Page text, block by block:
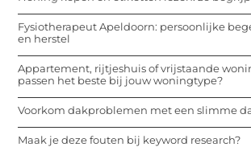
Fysiotherapeut Apeldoorn: persoonlijke
en herstel
Appartement, rijtjeshuis of vrijstaande
passen het beste bij jouw woningtype?
Voorkom dakproblemen met een slimme
Maak je deze fouten bij keyword research?